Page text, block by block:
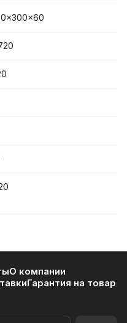
О компании
Гарантия на товар